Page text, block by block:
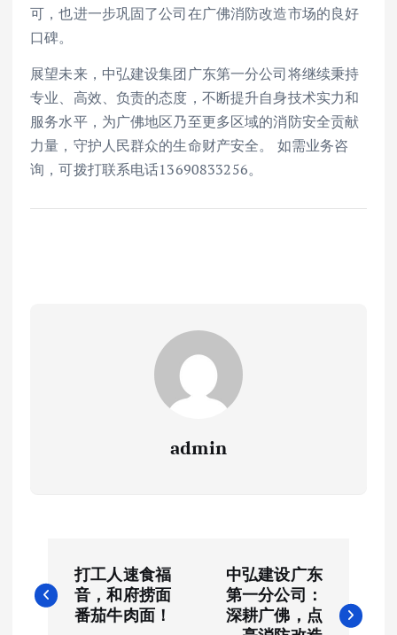
可，也进一步巩固了公司在广佛消防改造市场的良好
口碑。
展望未来，中弘建设集团广东第一分公司将继续秉持
专业、高效、负责的态度，不断提升自身技术实力和
服务水平，为广佛地区乃至更多区域的消防安全贡献
力量，守护人民群众的生命财产安全。 如需业务咨
询，可拨打联系电话13690833256。
admin
章
打工人速食福
音，和府捞面
番茄牛肉面！
中弘建设广东
第一分公司：
深耕广佛，点